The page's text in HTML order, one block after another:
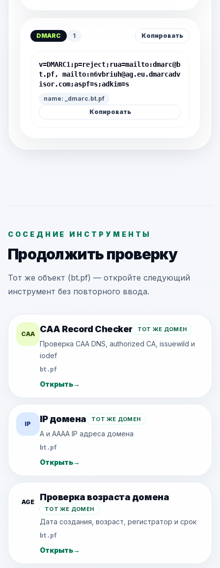
DMARC 1 Копировать
v=DMARC1;p=reject;rua=mailto:dmarc@b
t.pf, mailto:n6vbriuh@ag.eu.dmarcadv
isor.com;aspf=s;adkim=s
name: _dmarc.bt.pf
Копировать
СОСЕДНИЕ ИНСТРУМЕНТЫ
Продолжить проверку
Тот же объект (bt.pf) — откройте следующий
инструмент без повторного ввода.
CAA CAA Record Checker ТОТ ЖЕ ДОМЕН
Проверка CAA DNS, authorized CA, issuewild и
iodef
bt.pf
Открыть→
IP IP домена ТОТ ЖЕ ДОМЕН
A и AAAA IP адреса домена
bt.pf
Открыть→
AGE Проверка возраста домена
ТОТ ЖЕ ДОМЕН
Дата создания, возраст, регистратор и срок
bt.pf
Открыть→